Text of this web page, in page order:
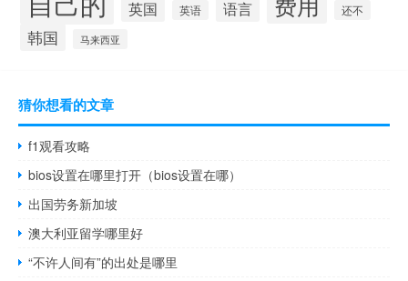
英国 英语 语言 还不
韩国 马来西亚
猜你想看的文章
f1观看攻略
bios设置在哪里打开（bios设置在哪）
出国劳务新加坡
澳大利亚留学哪里好
“不许人间有”的出处是哪里